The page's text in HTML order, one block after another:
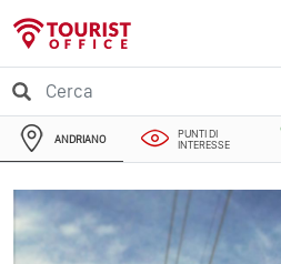
ANDRIANO
PUNTI DI
INTERESSE